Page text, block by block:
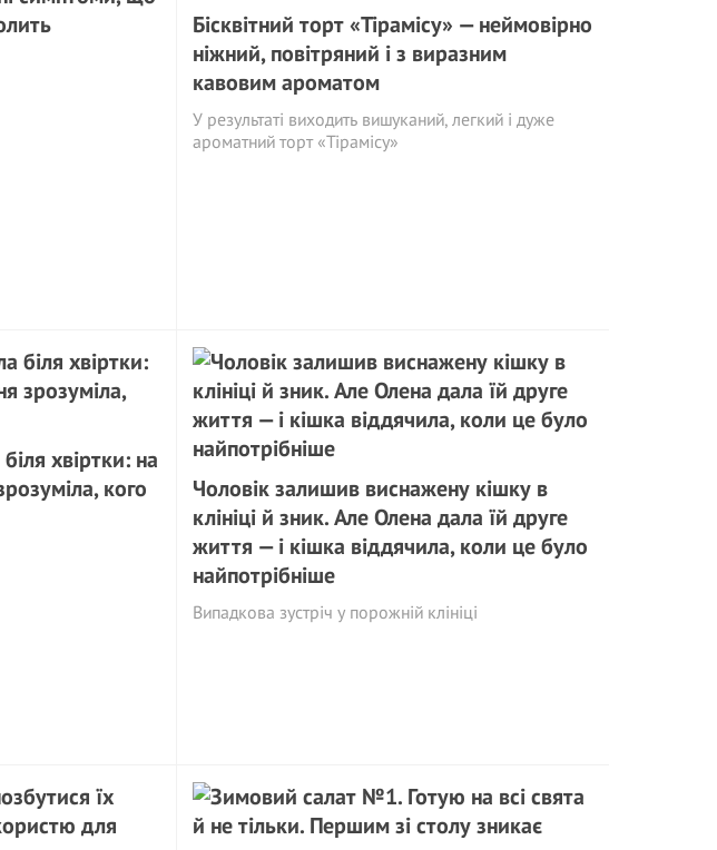
Бісквітний торт «Тірамісу» — неймовірно
ніжний, повітряний і з виразним
кавовим ароматом
У результаті виходить вишуканий, легкий і дуже
ароматний торт «Тірамісу»
хвіртки: на
кого
Чоловік залишив виснажену кішку в
клініці й зник. Але Олена дала їй друге
життя — і кішка віддячила, коли це було
найпотрібніше
Випадкова зустріч у порожній клініці